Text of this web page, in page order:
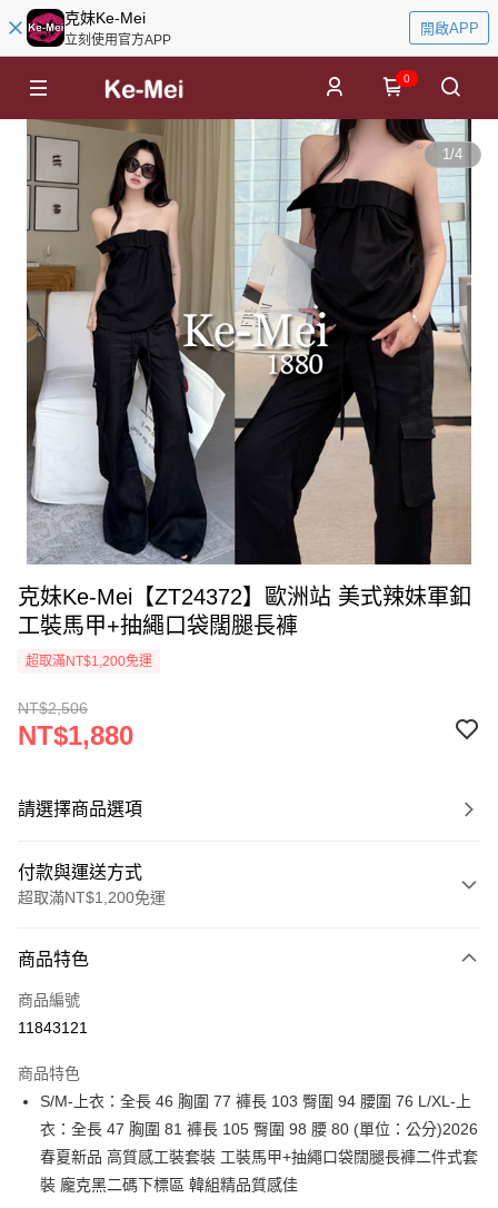
克妹Ke-Mei
立刻使用官方APP
開啟APP
0
1/4
克妹Ke-Mei【ZT24372】歐洲站 美式辣妹軍釦
工裝馬甲+抽繩口袋闊腿長褲
超取滿NT$1,200免運
NT$2,506
NT$1,880
請選擇商品選項
付款與運送方式
超取滿NT$1,200免運
信用卡一次付款
超商取貨付款
ATM付款
運送方式
全家付款取貨
商品特色
商品編號
11843121
商品特色
S/M-上衣：全長 46 胸圍 77 褲長 103 臀圍 94 腰圍 76 L/XL-上
衣：全長 47 胸圍 81 褲長 105 臀圍 98 腰 80 (單位：公分)2026
春夏新品 高質感工裝套裝 工裝馬甲+抽繩口袋闊腿長褲二件式套
裝 龐克黑二碼下標區 韓組精品質感佳